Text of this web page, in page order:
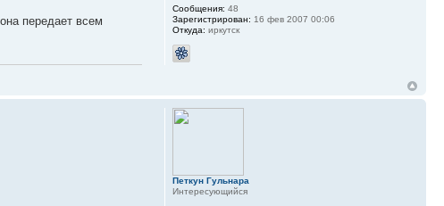
передает всем
Сообщения: 48
Зарегистрирован: 16 фев 2007 00:06
Откуда: иркутск
Петкун Гульнара
Интересующийся